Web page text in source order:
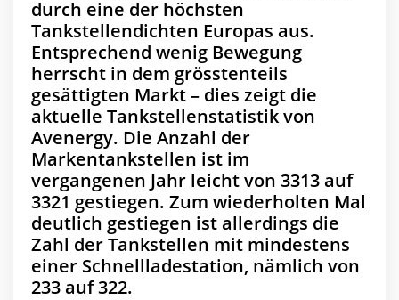
durch eine der höchsten
Tankstellendichten Europas aus.
Entsprechend wenig Bewegung
herrscht in dem grösstenteils
gesättigten Markt – dies zeigt die
aktuelle Tankstellenstatistik von
Avenergy. Die Anzahl der
Markentankstellen ist im
vergangenen Jahr leicht von 3313 auf
3321 gestiegen. Zum wiederholten Mal
deutlich gestiegen ist allerdings die
Zahl der Tankstellen mit mindestens
einer Schnellladestation, nämlich von
233 auf 322.